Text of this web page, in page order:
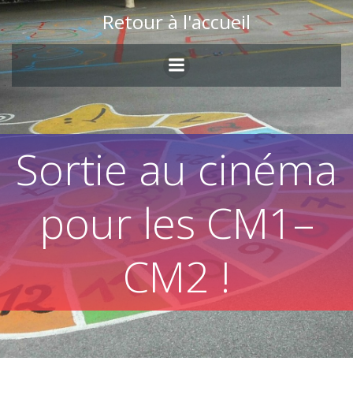
Skip
to
content
Retour à l'accueil
Sortie au cinéma
pour les CM1–
CM2 !